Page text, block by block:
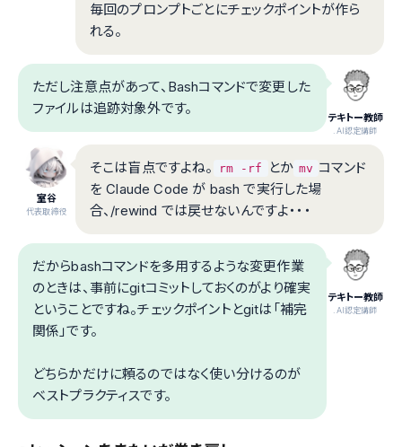
毎回のプロンプトごとにチェックポイントが作ら
れる。
テキトー教師
.AI認定講師
ただし注意点があって、Bashコマンドで変更した
ファイルは追跡対象外です。
室谷
代表取締役
そこは盲点ですよね。 rm -rf とか mv コマンド
を Claude Code が bash で実行した場
合、/rewind では戻せないんですよ・・・
テキトー教師
.AI認定講師
だからbashコマンドを多用するような変更作業
のときは、事前にgitコミットしておくのがより確実
ということですね。チェックポイントとgitは「補完
関係」です。
どちらかだけに頼るのではなく使い分けるのが
ベストプラクティスです。